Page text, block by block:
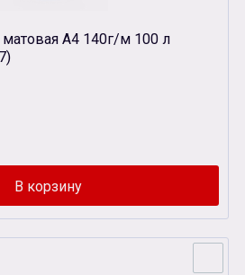
А4 140г/м 100 л